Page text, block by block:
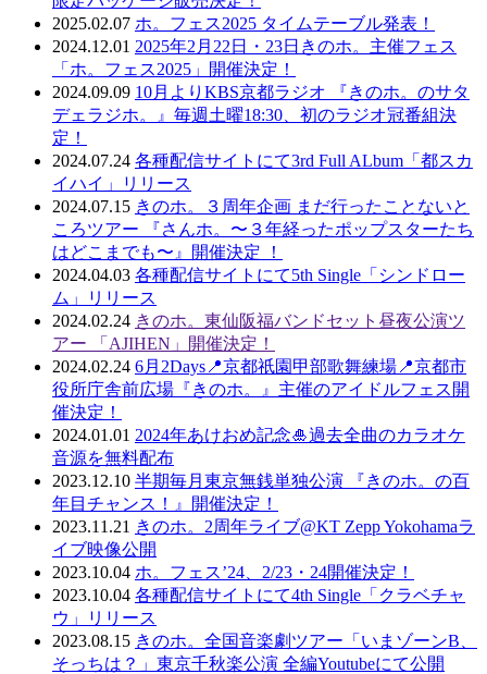
2025.02.07 ホ。フェス2025 タイムテーブル発表！
2024.12.01 2025年2月22日・23日きのホ。主催フェス
「ホ。フェス2025」開催決定！
2024.09.09 10月よりKBS京都ラジオ 『きのホ。のサタ
デェラジホ。』毎週土曜18:30、初のラジオ冠番組決
定！
2024.07.24 各種配信サイトにて3rd Full ALbum「都スカ
イハイ」リリース
2024.07.15 きのホ。３周年企画 まだ行ったことないと
ころツアー 『さんホ。〜３年経ったポップスターたち
はどこまでも〜』開催決定 ！
2024.04.03 各種配信サイトにて5th Single「シンドロー
ム」リリース
2024.02.24 きのホ。東仙阪福バンドセット昼夜公演ツ
アー 「AJIHEN」開催決定！
2024.02.24 6月2Days📍京都祇園甲部歌舞練場📍京都市
役所庁舎前広場『きのホ。』主催のアイドルフェス開
催決定！
2024.01.01 2024年あけおめ記念🎍過去全曲のカラオケ
音源を無料配布
2023.12.10 半期毎月東京無銭単独公演 『きのホ。の百
年目チャンス！』開催決定！
2023.11.21 きのホ。2周年ライブ@KT Zepp Yokohamaラ
イブ映像公開
2023.10.04 ホ。フェス’24、2/23・24開催決定！
2023.10.04 各種配信サイトにて4th Single「クラベチャ
ウ」リリース
2023.08.15 きのホ。全国音楽劇ツアー「いまゾーンB、
そっちは？」東京千秋楽公演 全編Youtubeにて公開